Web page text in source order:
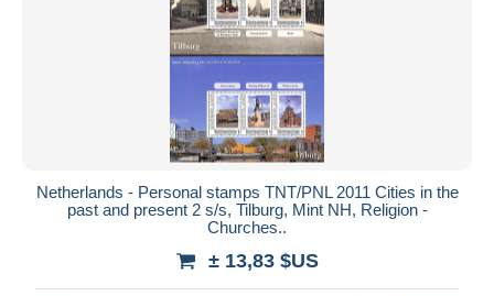
Netherlands - Personal stamps TNT/PNL 2011 Cities in the
past and present 2 s/s, Tilburg, Mint NH, Religion -
Churches..
± 13,83 $US